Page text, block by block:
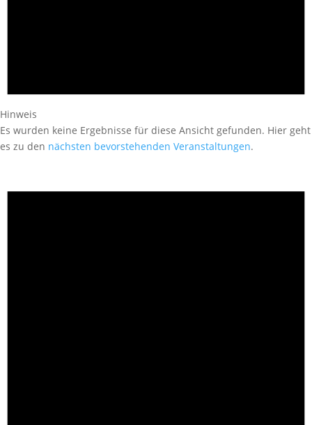
Hinweis
Es wurden keine Ergebnisse für diese Ansicht gefunden. Hier geht
es zu den nächsten bevorstehenden Veranstaltungen.